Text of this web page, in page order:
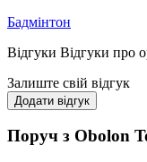
Бадмінтон
Відгуки Відгуки про
Залиште свій відгук
Додати відгук
Поруч з Obolon